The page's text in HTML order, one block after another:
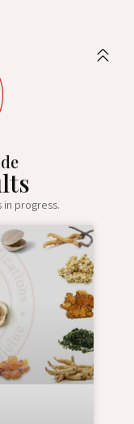
in progress.